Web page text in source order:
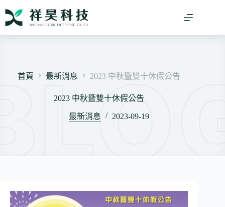
首頁
最新消息 2023 中秋暨雙十休假公告
2023 中秋暨雙十休假公告
最新消息 2023-09-19